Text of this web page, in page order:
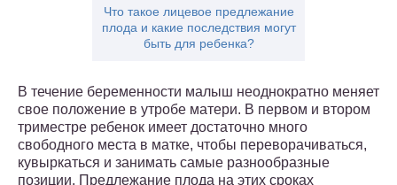
Что такое лицевое предлежание
плода и какие последствия могут
быть для ребенка?
В течение беременности малыш неоднократно меняет
свое положение в утробе матери. В первом и втором
триместре ребенок имеет достаточно много
свободного места в матке, чтобы переворачиваться,
кувыркаться и занимать самые разнообразные
позиции. Предлежание плода на этих сроках